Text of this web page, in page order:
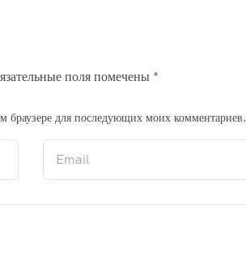
поля помечены *
для последующих моих комментариев.